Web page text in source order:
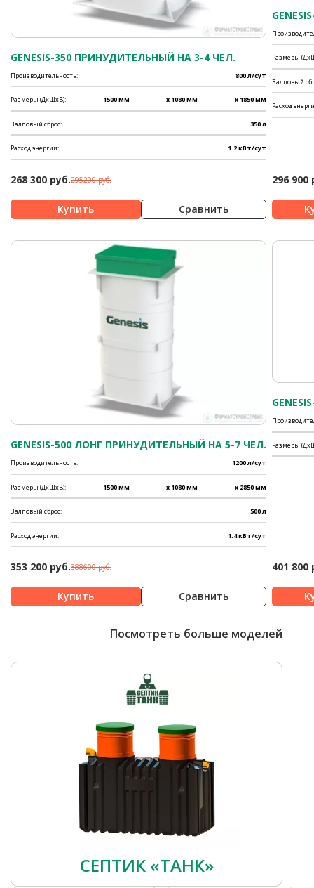
GENESIS-350 ПРИНУДИТЕЛЬНЫЙ НА 3-4 ЧЕЛ.
Производительность: 800 л/сут
Размеры (ДхШхВ): 1500 мм x 1080 мм x 1850 мм
Залповый сброс: 350 л
Расход энергии: 1.2 кВт/сут
268 300 руб.295200 руб.
Сравнить
Размеры
Залповый
Расход
296 900
GENESIS-500 ЛОНГ ПРИНУДИТЕЛЬНЫЙ НА 5-7 ЧЕЛ.
Производительность: 1200 л/сут
Размеры (ДхШхВ): 1500 мм x 1080 мм x 2850 мм
Залповый сброс: 500 л
Расход энергии: 1.4 кВт/сут
353 200 руб.388600 руб.
Сравнить
Размеры
401 800
Посмотреть больше моделей
СЕПТИК «ТАНК»